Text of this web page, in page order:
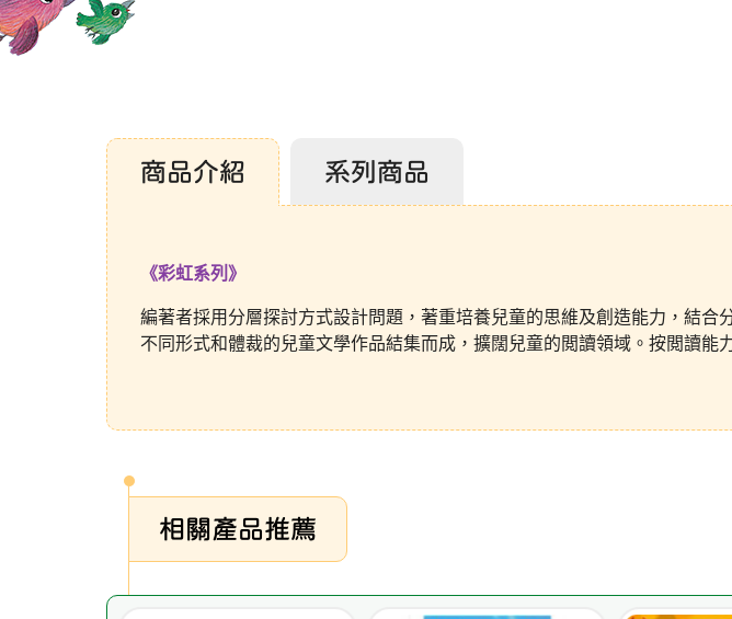
商品介紹 系列商品
《彩虹系列》
編著者採用分層探討方式設計問題，著重培養兒童的思維及創造能力，結
不同形式和體裁的兒童文學作品結集而成，擴闊兒童的閲讀領域。按閲讀能
相關產品推薦